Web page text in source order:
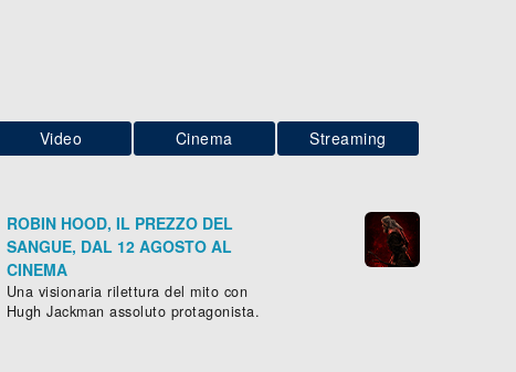
Video Cinema Streaming
ROBIN HOOD, IL PREZZO DEL
SANGUE, DAL 12 AGOSTO AL
CINEMA
Una visionaria rilettura del mito con
Hugh Jackman assoluto protagonista.